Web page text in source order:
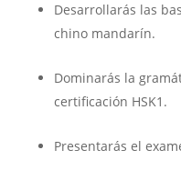
Desarrollarás las
chino mandarín.
Dominarás la
certificación HSK1.
Presentarás el